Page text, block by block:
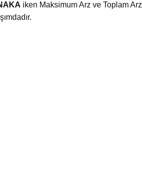
iken Maksimum Arz ve Toplam Arz